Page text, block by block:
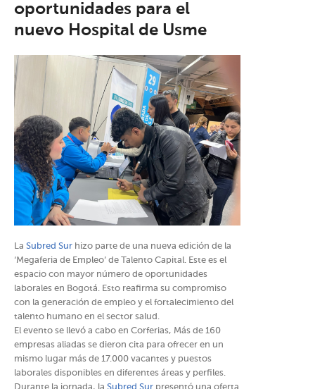
oportunidades para el
nuevo Hospital de Usme
La Subred Sur hizo parte de una nueva edición de la
‘Megaferia de Empleo’ de Talento Capital. Este es el
espacio con mayor número de oportunidades
laborales en Bogotá. Esto reafirma su compromiso
con la generación de empleo y el fortalecimiento del
talento humano en el sector salud.
El evento se llevó a cabo en Corferias, Más de 160
empresas aliadas se dieron cita para ofrecer en un
mismo lugar más de 17.000 vacantes y puestos
laborales disponibles en diferentes áreas y perfiles.